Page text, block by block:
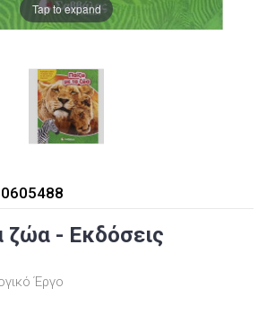
Tap to expand
ζώα - Εκδόσεις
Έργο